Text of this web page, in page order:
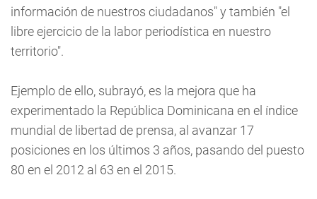
información de nuestros ciudadanos" y también "el
libre ejercicio de la labor periodística en nuestro
territorio".
Ejemplo de ello, subrayó, es la mejora que ha
experimentado la República Dominicana en el índice
mundial de libertad de prensa, al avanzar 17
posiciones en los últimos 3 años, pasando del puesto
80 en el 2012 al 63 en el 2015.